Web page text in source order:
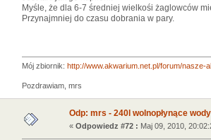
Myśle, że dla 6-7 średniej wielkośi żaglowców
Przynajmniej do czasu dobrania w pary.
Mój zbiornik: http://www.akwarium.net.pl/forum/
Pozdrawiam, mrs
Odp: mrs - 240l wolnopłynące
« Odpowiedz #72 : Maj 09, 2010,